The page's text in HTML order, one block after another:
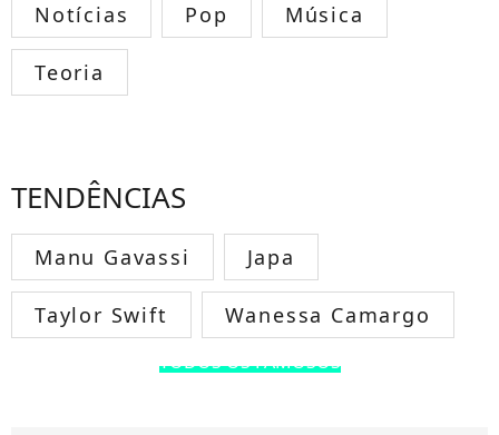
Notícias Pop Música
Teoria
TENDÊNCIAS
Manu Gavassi Japa
Taylor Swift Wanessa Camargo
TODOS OS FAMOSOS